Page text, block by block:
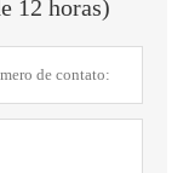
12 horas)